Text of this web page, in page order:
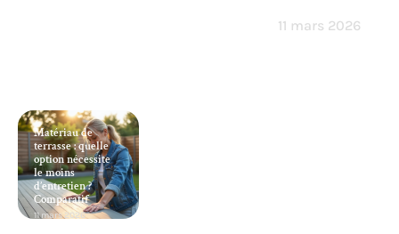
Matériau de
terrasse : quelle
option nécessite
le moins
d’entretien ?
Comparatif
11 mars 2026
11 mars 2026